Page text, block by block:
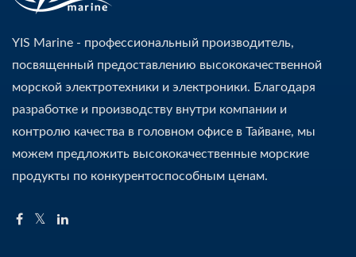
YIS Marine - профессиональный производитель,
посвященный предоставлению высококачественной
морской электротехники и электроники. Благодаря
разработке и производству внутри компании и
контролю качества в головном офисе в Тайване, мы
можем предложить высококачественные морские
продукты по конкурентоспособным ценам.